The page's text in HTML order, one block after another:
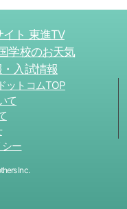
ト 東進TV
学校のお天気
入試情報
ットコムTOP
て
ー
Inc.